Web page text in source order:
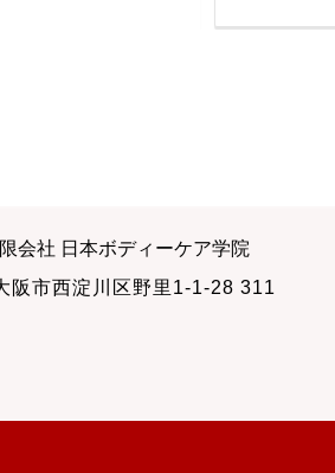
考は本当に実現化す
2012-03-12
会社 日本ボディーケア学院
阪市西淀川区野里1-1-28 311